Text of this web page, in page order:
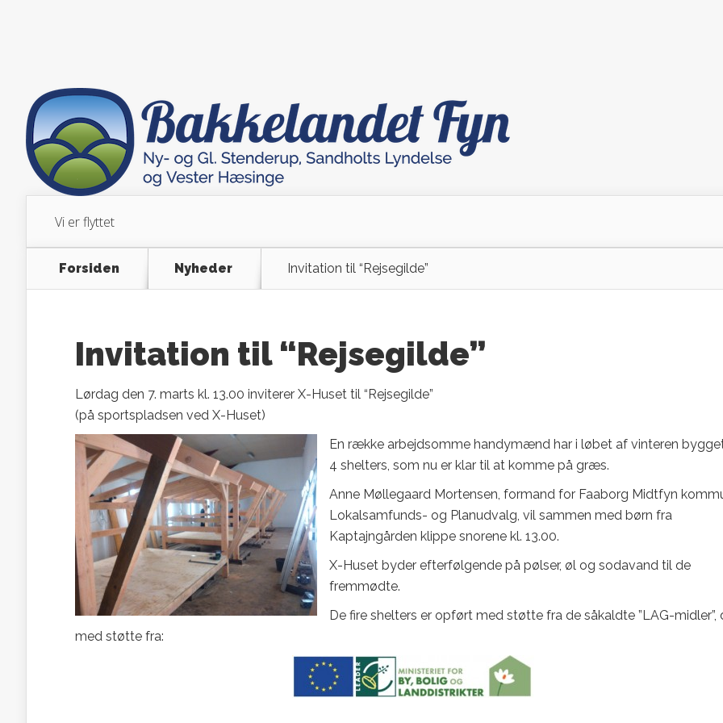
Vi er flyttet
Forsiden Nyheder Invitation til “Rejsegilde”
Invitation til “Rejsegilde”
Lørdag den 7. marts kl. 13.00 inviterer X-Huset til “Rejsegilde”
(på sportspladsen ved X-Huset)
En række arbejdsomme handymænd har i løbet af vinteren
4 shelters, som nu er klar til at komme på græs.
Anne Møllegaard Mortensen, formand for Faaborg Midtfyn
Lokalsamfunds- og Planudvalg, vil sammen med børn fra
Kaptajngården klippe snorene kl. 13.00.
X-Huset byder efterfølgende på pølser, øl og sodavand til de
fremmødte.
De fire shelters er opført med støtte fra de såkaldte ”LAG-midler”,
med støtte fra: